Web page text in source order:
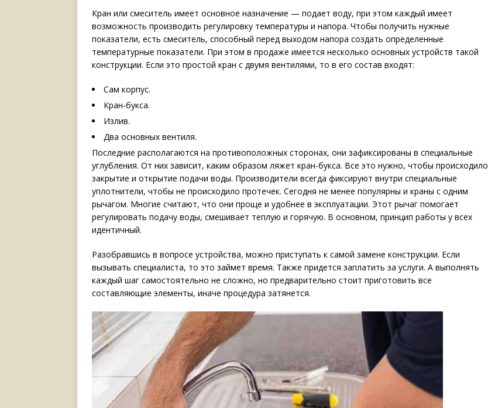
Кран или смеситель имеет основное назначение — подает воду, при этом каждый имеет
возможность производить регулировку температуры и напора. Чтобы получить нужные
показатели, есть смеситель, способный перед выходом напора создать определенные
температурные показатели. При этом в продаже имеется несколько основных устройств такой
конструкции. Если это простой кран с двумя вентилями, то в его состав входят:
Сам корпус.
Кран-букса.
Излив.
Два основных вентиля.
Последние располагаются на противоположных сторонах, они зафиксированы в специальные
углубления. От них зависит, каким образом ляжет кран-букса. Все это нужно, чтобы происходило
закрытие и открытие подачи воды. Производители всегда фиксируют внутри специальные
уплотнители, чтобы не происходило протечек. Сегодня не менее популярны и краны с одним
рычагом. Многие считают, что они проще и удобнее в эксплуатации. Этот рычаг помогает
регулировать подачу воды, смешивает теплую и горячую. В основном, принцип работы у всех
идентичный.
Разобравшись в вопросе устройства, можно приступать к самой замене конструкции. Если
вызывать специалиста, то это займет время. Также придется заплатить за услуги. А выполнять
каждый шаг самостоятельно не сложно, но предварительно стоит приготовить все
составляющие элементы, иначе процедура затянется.